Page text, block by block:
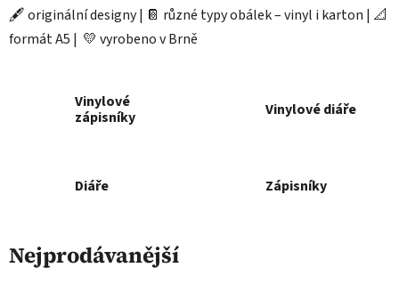
🖋️ originální designy | 📔 různé typy obálek – vinyl i karton | 📐
formát A5 | 💛 vyrobeno v Brně
Vinylové
zápisníky
Vinylové diáře
Diáře Zápisníky
Nejprodávanější